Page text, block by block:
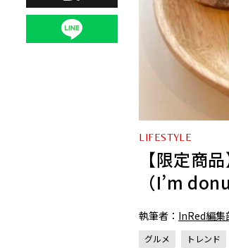
LIFESTYLE
【限定商
（I’m
執筆者： InRed編集
グルメ トレンド